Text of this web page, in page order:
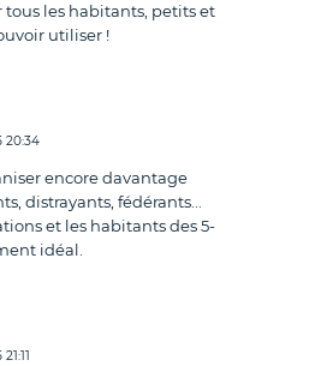
les habitants, petits et
utiliser !
20:34
encore davantage
distrayants, fédérants...
et les habitants des 5-
idéal.